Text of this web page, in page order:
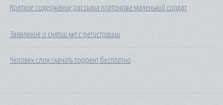
Краткое содержание рассказа платонова маленький солдат
Заявление о снятии ккт с регистрации
Человек слон скачать торрент бесплатно